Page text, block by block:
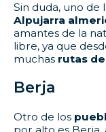
Sin duda, uno de
Alpujarra
amantes de la
libre, ya que
muchas rutas
Berja
Otro de los